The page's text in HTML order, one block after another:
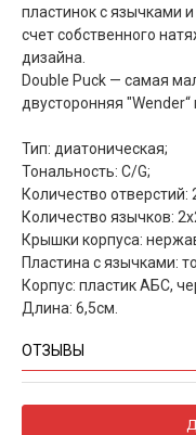
пластинок с язычками
счет собственного
дизайна.
Double Puck — самая
двусторонняя "Wender“
Тип: диатоническая;
Тональность: C/G;
Количество отверстий:
Количество язычков:
Крышки корпуса:
Пластина с язычками:
Корпус: пластик АБС,
Длина: 6,5см.
ОТЗЫВЫ